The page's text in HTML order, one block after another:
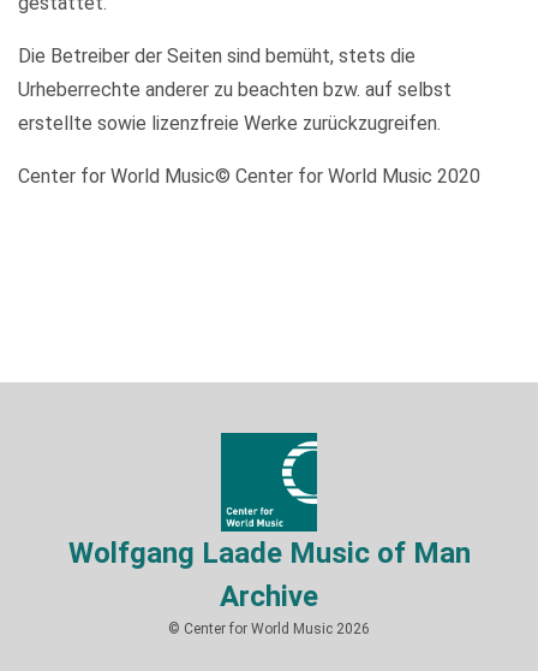
Die Betreiber der Seiten sind bemüht, stets die
Urheberrechte anderer zu beachten bzw. auf selbst
erstellte sowie lizenzfreie Werke zurückzugreifen.
Center for World Music© Center for World Music 2020
Wolfgang Laade Music of Man
Archive
© Center for World Music 2026